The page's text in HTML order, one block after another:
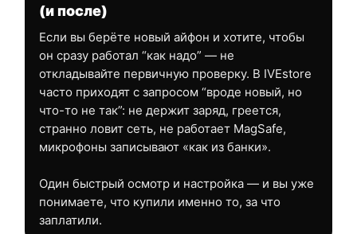
(и после)
Если вы берёте новый айфон и хотите, чтобы
он сразу работал “как надо” — не
откладывайте первичную проверку. В IVEstore
часто приходят с запросом “вроде новый, но
что-то не так”: не держит заряд, греется,
странно ловит сеть, не работает MagSafe,
микрофоны записывают «как из банки».
Один быстрый осмотр и настройка — и вы уже
понимаете, что купили именно то, за что
заплатили.